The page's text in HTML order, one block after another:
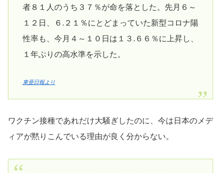
者８１人のうち３７％が命を落とした。先月６～
１２日、６.２１％にとどまっていた新型コロナ陽
性率も、今月４～１０日は１３.６６％に上昇し、
１年ぶりの高水準を示した。
東亜日報より
ワクチン接種であれだけ大騒ぎしたのに、今は日本のメデ
ィアが黙りこんでいる理由が良く分からない。